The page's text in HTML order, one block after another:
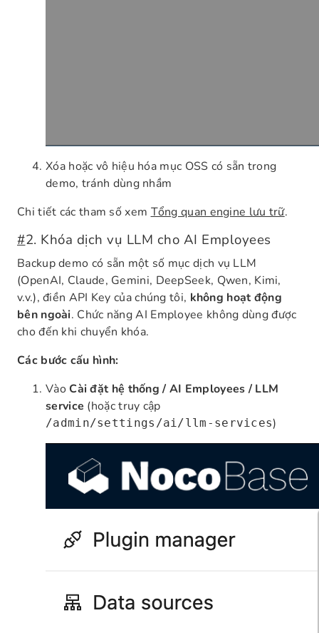
Xóa hoặc vô hiệu hóa mục OSS có sẵn trong
demo, tránh dùng nhầm
Chi tiết các tham số xemTổng quan engine lưu trữ.
#2. Khóa dịch vụ LLM cho AI Employees
Backup demo có sẵn một số mục dịch vụ LLM
(OpenAI, Claude, Gemini, DeepSeek, Qwen, Kimi,
v.v.), điền API Key của chúng tôi, không hoạt động
bên ngoài. Chức năng AI Employee không dùng được
cho đến khi chuyển khóa.
Các bước cấu hình:
VàoCài đặt hệ thống / AI Employees / LLM
service (hoặc truy cập
/admin/settings/ai/llm-services)